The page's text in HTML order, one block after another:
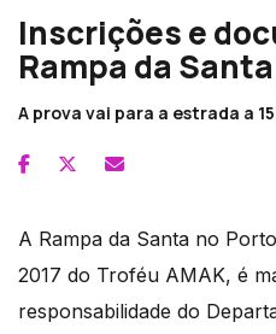
Inscrições e
Rampa da
A prova vai para a estrada a
A Rampa da Santa no
2017 do Troféu AMAK, é
responsabilidade do